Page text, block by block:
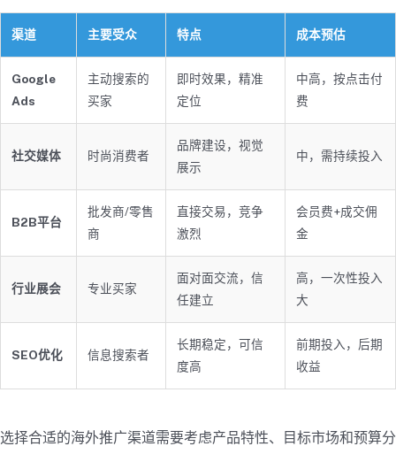
渠道 主要受众 特点 成本预估
Google
Ads
主动搜索的
买家
即时效果，精准
定位
中高，按点击付
费
社交媒体 时尚消费者
品牌建设，视觉
展示
中，需持续投入
B2B平台
批发商/零售
商
直接交易，竞争
激烈
会员费+成交佣
金
行业展会 专业买家
面对面交流，信
任建立
高，一次性投入
大
SEO优化 信息搜索者
长期稳定，可信
度高
前期投入，后期
收益
选择合适的海外推广渠道需要考虑产品特性、目标市场和预算分